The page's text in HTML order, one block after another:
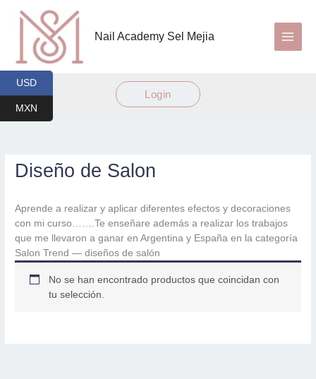
contenido
Nail Academy Sel Mejia
Login
Diseño de Salon
Aprende a realizar y aplicar diferentes efectos y decoraciones
con mi curso…….Te enseñare además a realizar los trabajos
que me llevaron a ganar en Argentina y España en la categoría
Salon Trend — diseños de salón
No se han encontrado productos que coincidan con
tu selección.
USD
MXN